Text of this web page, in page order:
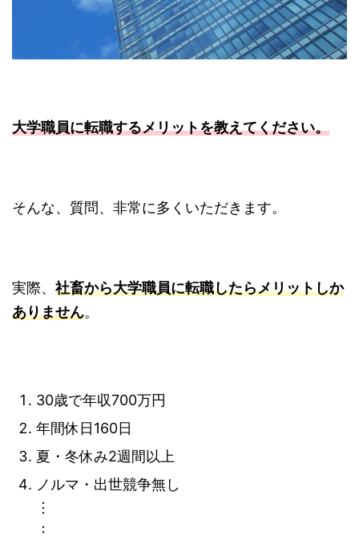
大学職員に転職するメリットを教えてください。
そんな、質問、非常に多くいただきます。
実際、 社畜から大学職員に転職したらメリットしか
ありません。
30歳で年収700万円
年間休日160日
夏・冬休み2週間以上
ノルマ・出世競争無し
︙
︙